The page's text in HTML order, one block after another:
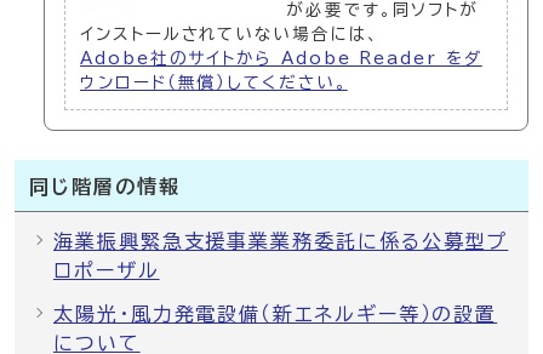
が必要です。同ソフトが
インストールされていない場合には、
Adobe社のサイトから Adobe Reader をダ
ウンロード（無償）してください。
同じ階層の情報
海業振興緊急支援事業業務委託に係る公募型プ
ロポーザル
太陽光・風力発電設備（新エネルギー等）の設置
について